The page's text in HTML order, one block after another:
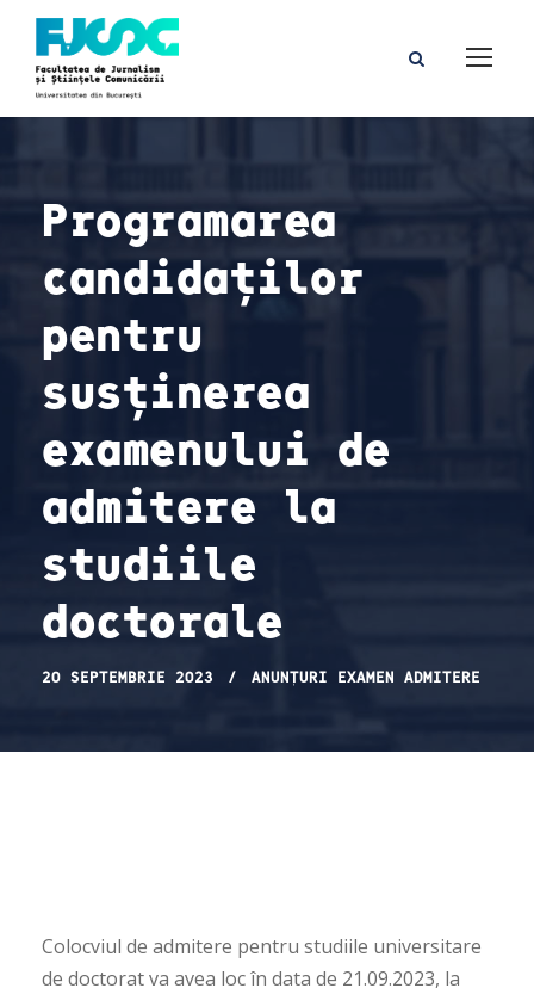
Programarea
candidaților
pentru
susținerea
examenului de
admitere la
studiile
doctorale
20 SEPTEMBRIE 2023 ANUNȚURI EXAMEN ADMITERE
Colocviul de admitere pentru studiile universitare
de doctorat va avea loc în data de 21.09.2023, la